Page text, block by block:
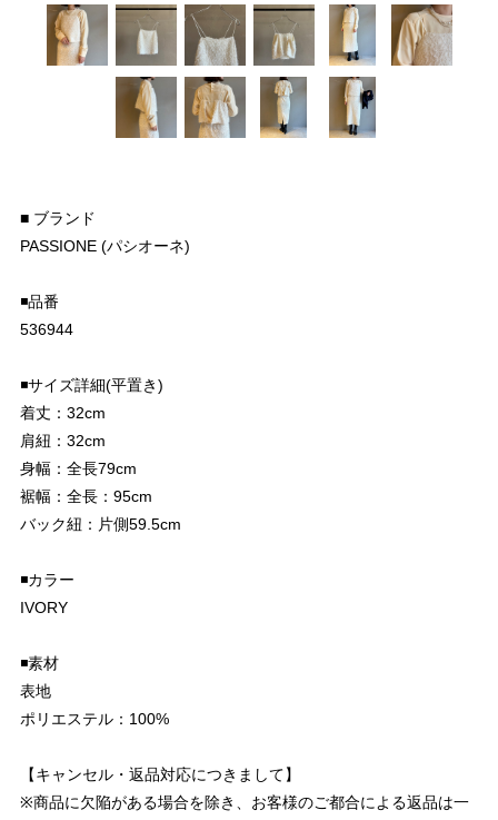
■ ブランド
PASSIONE (パシオーネ)
◾️品番
536944
◾️サイズ詳細(平置き)
着丈：32cm
肩紐：32cm
身幅：全長79cm
裾幅：全長：95cm
バック紐：片側59.5cm
◾️カラー
IVORY
◾️素材
表地
ポリエステル：100%
【キャンセル・返品対応につきまして】
※商品に欠陥がある場合を除き、お客様のご都合による返品は一